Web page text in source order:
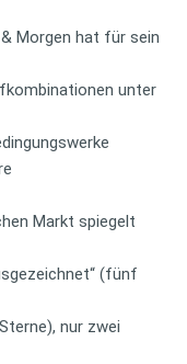
Morgen hat für sein
unter
Markt spiegelt
(fünf
nur zwei